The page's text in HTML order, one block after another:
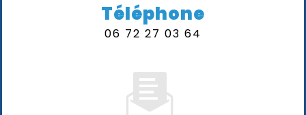
Téléphone
06 72 27 03 64